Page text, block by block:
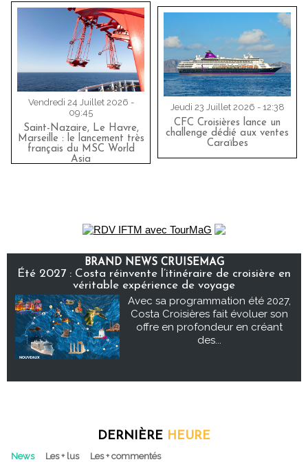
Vendredi 24 Juillet 2026 -
09:45
Saint-Nazaire, Le Havre,
Marseille : le lancement très
français du MSC World
Asia
Jeudi 23 Juillet 2026 - 12:38
CFC Croisières lance un
challenge dédié aux ventes
Caraïbes
BRAND NEWS CRUISEMAG
Été 2027 : Costa réinvente l’itinéraire de croisière en
véritable expérience de voyage
Avec sa programmation été 2027,
Costa Croisières fait évoluer son
offre en profondeur en créant
des...
DERNIÈRE HEURE
News Les + lus Les + commentés